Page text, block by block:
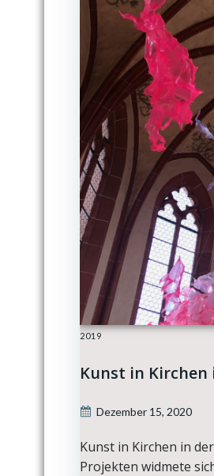
2019
Kunst in Kirchen
Dezember 15, 2020
Kunst in Kirchen in
Projekten widmete